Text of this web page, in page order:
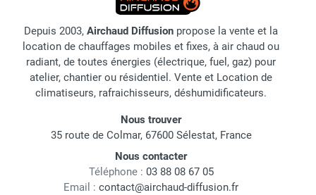
Depuis 2003, Airchaud Diffusion propose la vente et la
location de chauffages mobiles et fixes, à air chaud ou
radiant, de toutes énergies (électrique, fuel, gaz) pour
atelier, chantier ou résidentiel. Vente et Location de
climatiseurs, rafraichisseurs, déshumidificateurs.
Nous trouver
35 route de Colmar, 67600 Sélestat, France
Nous contacter
Téléphone : 03 88 08 67 05
Email : contact@airchaud-diffusion.fr